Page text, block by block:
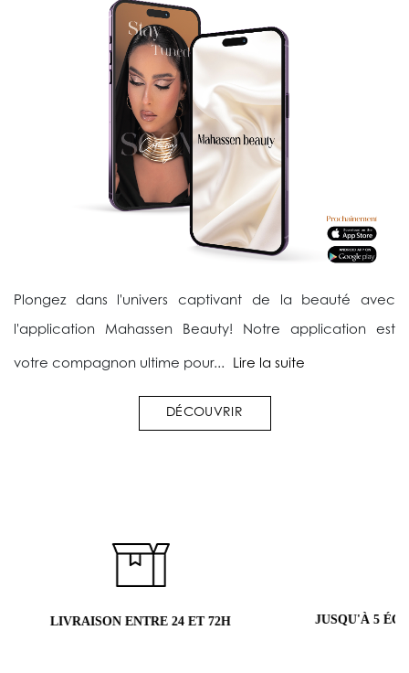
Plongez dans l'univers captivant de la beauté avec
l'application Mahassen Beauty! Notre application est
votre compagnon ultime pour... Lire la suite
DÉCOUVRIR
JUSQU'À 5 ÉCHANTILLONS OFFERTS